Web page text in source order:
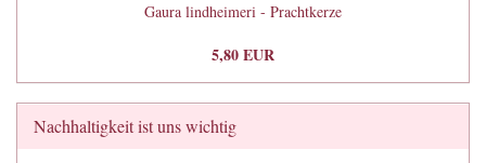
Gaura lindheimeri - Prachtkerze
5,80 EUR
Nachhaltigkeit ist uns wichtig